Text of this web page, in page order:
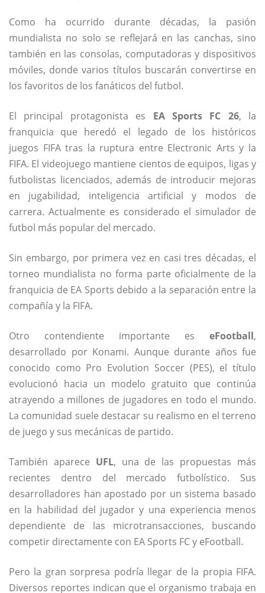
Como ha ocurrido durante décadas, la pasión
mundialista no solo se reflejará en las canchas, sino
también en las consolas, computadoras y dispositivos
móviles, donde varios títulos buscarán convertirse en
los favoritos de los fanáticos del futbol.
El principal protagonista es EA Sports FC 26, la
franquicia que heredó el legado de los históricos
juegos FIFA tras la ruptura entre Electronic Arts y la
FIFA. El videojuego mantiene cientos de equipos, ligas y
futbolistas licenciados, además de introducir mejoras
en jugabilidad, inteligencia artificial y modos de
carrera. Actualmente es considerado el simulador de
futbol más popular del mercado.
Sin embargo, por primera vez en casi tres décadas, el
torneo mundialista no forma parte oficialmente de la
franquicia de EA Sports debido a la separación entre la
compañía y la FIFA.
Otro contendiente importante es eFootball,
desarrollado por Konami. Aunque durante años fue
conocido como Pro Evolution Soccer (PES), el título
evolucionó hacia un modelo gratuito que continúa
atrayendo a millones de jugadores en todo el mundo.
La comunidad suele destacar su realismo en el terreno
de juego y sus mecánicas de partido.
También aparece UFL, una de las propuestas más
recientes dentro del mercado futbolístico. Sus
desarrolladores han apostado por un sistema basado
en la habilidad del jugador y una experiencia menos
dependiente de las microtransacciones, buscando
competir directamente con EA Sports FC y eFootball.
Pero la gran sorpresa podría llegar de la propia FIFA.
Diversos reportes indican que el organismo trabaja en